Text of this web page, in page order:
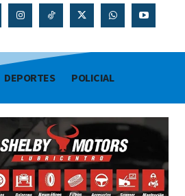
DEPORTES POLICIAL